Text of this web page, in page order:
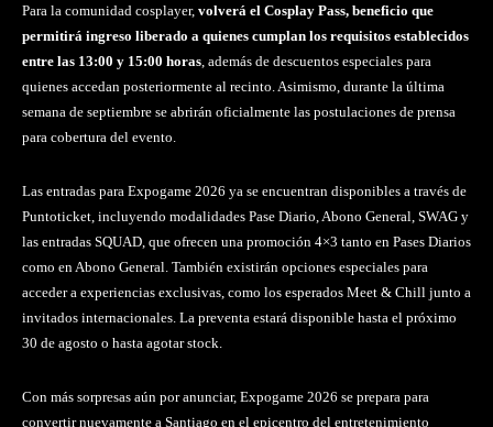
Para la comunidad cosplayer, volverá el Cosplay Pass, beneficio que
permitirá ingreso liberado a quienes cumplan los requisitos establecidos
entre las 13:00 y 15:00 horas , además de descuentos especiales para
quienes accedan posteriormente al recinto. Asimismo, durante la última
semana de septiembre se abrirán oficialmente las postulaciones de prensa
para cobertura del evento.
Las entradas para Expogame 2026 ya se encuentran disponibles a través de
Puntoticket, incluyendo modalidades Pase Diario, Abono General, SWAG y
las entradas SQUAD, que ofrecen una promoción 4×3 tanto en Pases Diarios
como en Abono General. También existirán opciones especiales para
acceder a experiencias exclusivas, como los esperados Meet & Chill junto a
invitados internacionales. La preventa estará disponible hasta el próximo
30 de agosto o hasta agotar stock.
Con más sorpresas aún por anunciar, Expogame 2026 se prepara para
convertir nuevamente a Santiago en el epicentro del entretenimiento